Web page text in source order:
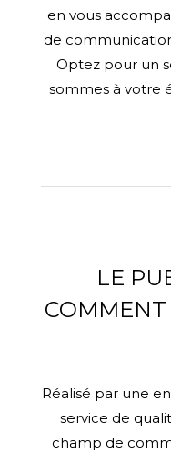
en vous
de
Optez pour un
sommes à votre
LE
Réalisé par une
service de
champ de